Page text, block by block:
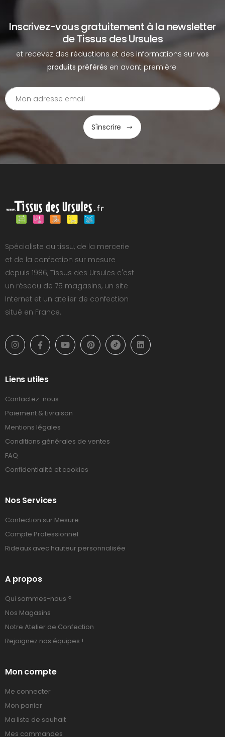
Inscrivez-vous gratuitement à la newsletter
de Tissus des Ursules
et recevez des réductions et des informations sur vos
produits préférés en avant première.
S'inscrire
Spécialiste du tissu, de la mercerie
et de la confection sur mesure
depuis 1986, Tissus des Ursules c'est
un réseau de 75 magasins, un site
Internet et un atelier de confection
situé en France.
Liens utiles
Contactez-nous
Paiement & Livraison
Mentions légales
Conditions générales de ventes
FAQ
Confidentialité et cookies
Nos Services
Confection sur Mesure
Compte Professionnel
Rideaux avec hauteur personnalisée
A propos
Qui sommes-nous ?
Nos Magasins
Notre Atelier de Confection
Rejoignez nos équipes !
Mon compte
Me connecter
Mon panier
Ma liste de souhait
Mes commandes